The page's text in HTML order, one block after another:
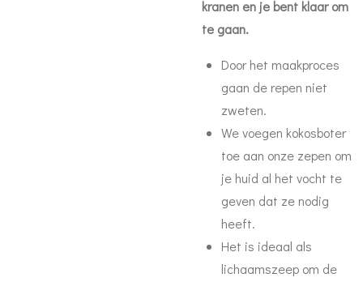
kranen en je bent klaar om
te gaan.
Door het maakproces
gaan de repen niet
zweten.
We voegen kokosboter
toe aan onze zepen om
je huid al het vocht te
geven dat ze nodig
heeft.
Het is ideaal als
lichaamszeep om de